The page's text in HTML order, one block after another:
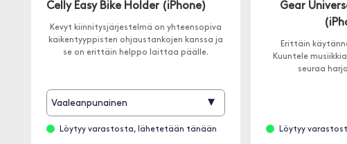
Celly Easy Bike Holder (iPhone)
Kevyt kiinnitysjärjestelmä on yhteensopiva
kaikentyyppisten ohjaustankojen kanssa ja
se on erittäin helppo laittaa päälle.
Vaaleanpunainen ▾
Löytyy varastosta, lähetetään tänään
Gear
Erittäin
Kuuntele
seuraa
Löytyy